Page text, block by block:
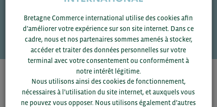
VOS CONTACTS
Pour voir les contacts, merci de renseigner votre
département et votre secteurou connectez-vous.
Bretagne Commerce international utilise des cookies afin
d’améliorer votre expérience sur son site internet. Dans ce
cadre, nous et nos partenaires sommes amenés à stocker,
accéder et traiter des données personnelles sur votre
terminal avec votre consentement ou conformément à
notre intérêt légitime.
Nous utilisons ainsi des cookies de fonctionnement,
nécessaires à l’utilisation du site internet, et auxquels vous
ne pouvez vous opposer. Nous utilisons également d’autres